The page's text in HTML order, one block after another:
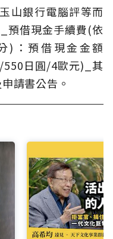
山銀行電腦評等而
預借現金手續費(依
)：預借現金金額
日圓/4歐元)_其
請書公告。